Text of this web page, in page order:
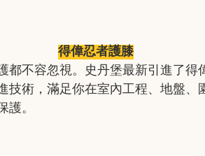
得偉忍者護膝
都不容忽視。史丹堡最新引進了得
技術，滿足你在室內工程、地盤、
。